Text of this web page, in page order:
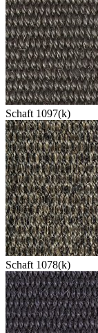
Schaft 1097(k)
Schaft 1078(k)